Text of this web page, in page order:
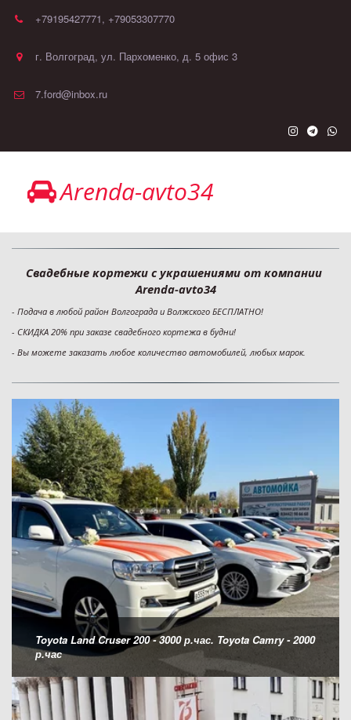
+79195427771, +79053307770
г. Волгоград, ул. Пархоменко, д. 5 офис 3
7.ford@inbox.ru
Arenda-avto34
Свадебные кортежи с украшениями от компании
Arenda-avto34
- Подача в любой район Волгограда и Волжского БЕСПЛАТНО!
- СКИДКА 20% при заказе свадебного кортежа в будни!
- Вы можете заказать любое количество автомобилей, любых марок.
Toyota Land Cruser 200 - 3000 р.час. Toyota Camry - 2000
р.час